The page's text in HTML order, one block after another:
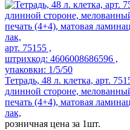
арт. 75155 ,
штрихкод: 4606008686596 ,
упаковки: 1/5/50
Тетрадь, 48 л. клетка, арт.
длинной стороне,
печать (4+4), матовая
лак,
розничная цена за 1шт.